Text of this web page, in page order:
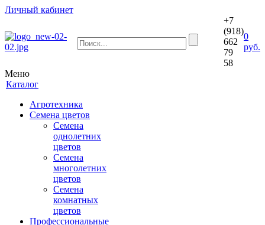
Личный кабинет
+7
(918)
662
79
58
0
руб.
Меню
Каталог
Агротехника
Семена цветов
Семена
однолетних
цветов
Семена
многолетних
цветов
Семена
комнатных
цветов
Профессиональные